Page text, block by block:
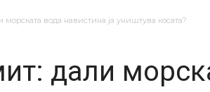
вода навистина ја уништува косата?
дали